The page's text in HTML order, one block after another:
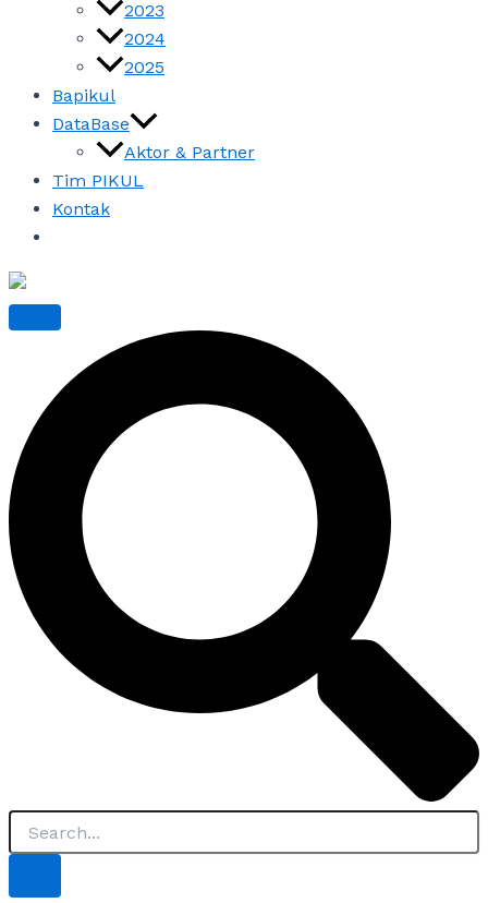
2023
2024
2025
Bapikul
DataBase
Aktor & Partner
Tim PIKUL
Kontak